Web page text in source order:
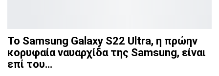
Το Samsung Galaxy S22 Ultra, η πρώην
κορυφαία ναυαρχίδατης Samsung, είναι
επί του…